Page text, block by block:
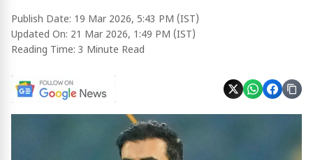
Publish Date: 19 Mar 2026, 5:43 PM (IST)
Updated On: 21 Mar 2026, 1:49 PM (IST)
Reading Time: 3 Minute Read